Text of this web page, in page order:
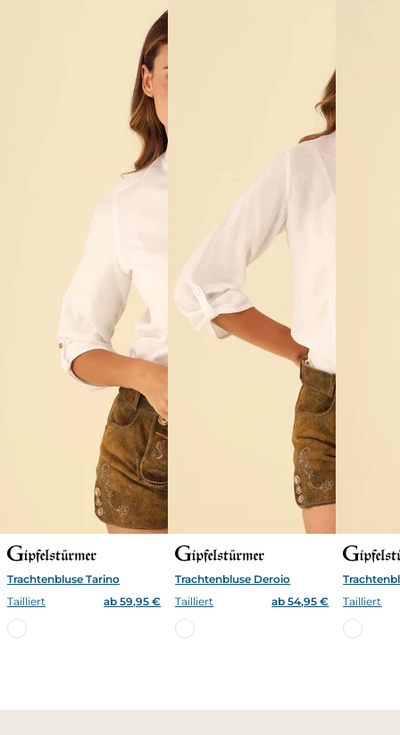
Trachtenbluse Tarino
Tailliert
ab 59,95 €
Trachtenbluse Deroio
Tailliert
ab 54,95 €
Tailliert